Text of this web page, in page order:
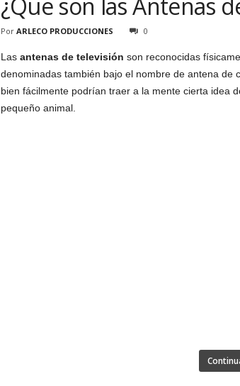
Por ARLECO PRODUCCIONES 0
Las antenas de televisión son reconocidas
denominadas también bajo el nombre de antena de
bien fácilmente podrían traer a la mente cierta idea
pequeño animal.